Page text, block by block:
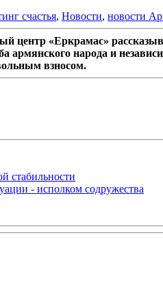
счастья, Новости, новости
центр «Еркрамас»
армянского народа и
взносом.
стабильности
- исполком содружества